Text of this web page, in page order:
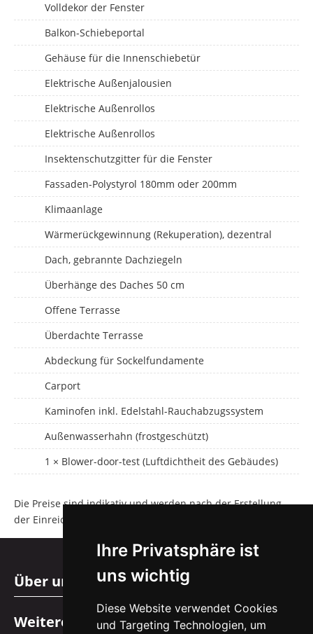
Ihre Privatsphäre ist
uns wichtig
Diese Website verwendet Cookies
und Targeting Technologien, um
Volldekor der Fenster
Balkon-Schiebeportal
Gehäuse für die Innenschiebetür
Elektrische Außenjalousien
Elektrische Außenrollos
Elektrische Außenrollos
Insektenschutzgitter für die Fenster
Fassaden-Polystyrol 180mm oder 200mm
Klimaanlage
Wärmerückgewinnung (Rekuperation), dezentral
Dach, gebrannte Dachziegeln
Überhänge des Daches 50 cm
Offene Terrasse
Überdachte Terrasse
Abdeckung für Sockelfundamente
Carport
Kaminofen inkl. Edelstahl-Rauchabzugssystem
Außenwasserhahn (frostgeschützt)
1 × Blower-door-test (Luftdichtheit des Gebäudes)
Die Preise sind indikativ und werden nach der Erstellung
der Einreichplanung festgelegt.
Über uns
Weitere Informationen